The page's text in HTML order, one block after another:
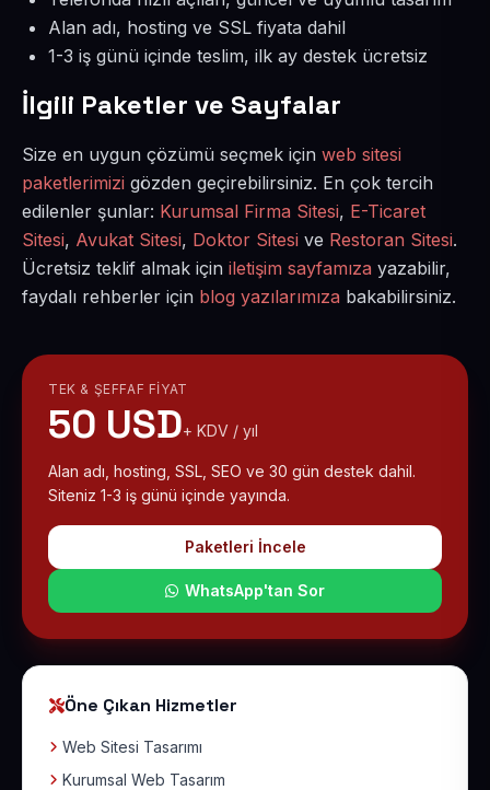
Alan adı, hosting ve SSL fiyata dahil
1-3 iş günü içinde teslim, ilk ay destek ücretsiz
İlgili Paketler ve Sayfalar
Size en uygun çözümü seçmek için web sitesi
paketlerimizi gözden geçirebilirsiniz. En çok tercih
edilenler şunlar: Kurumsal Firma Sitesi, E-Ticaret
Sitesi, Avukat Sitesi, Doktor Sitesi ve Restoran Sitesi.
Ücretsiz teklif almak için iletişim sayfamıza yazabilir,
faydalı rehberler için blog yazılarımıza bakabilirsiniz.
TEK & ŞEFFAF FIYAT
50 USD+ KDV / yıl
Alan adı, hosting, SSL, SEO ve 30 gün destek dahil.
Siteniz 1-3 iş günü içinde yayında.
Paketleri İncele
WhatsApp'tan Sor
Öne Çıkan Hizmetler
Web Sitesi Tasarımı
Kurumsal Web Tasarım